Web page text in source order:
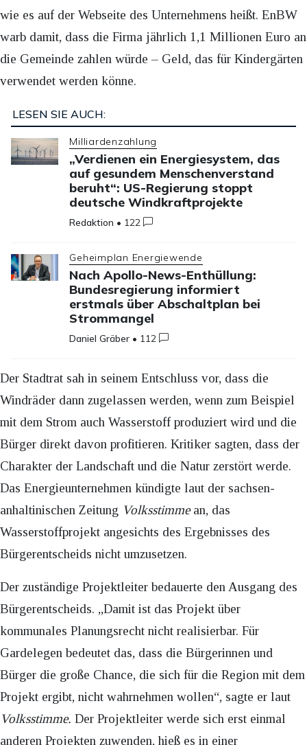
wie es auf der Webseite des Unternehmens heißt. EnBW
warb damit, dass die Firma jährlich 1,1 Millionen Euro an
die Gemeinde zahlen würde – Geld, das für Kindergärten
verwendet werden könne.
LESEN SIE AUCH:
Milliardenzahlung
„Verdienen ein Energiesystem, das
auf gesundem Menschenverstand
beruht“: US-Regierung stoppt
deutsche Windkraftprojekte
Redaktion • 122
Geheimplan Energiewende
Nach Apollo-News-Enthüllung:
Bundesregierung informiert
erstmals über Abschaltplan bei
Strommangel
Daniel Gräber • 112
Der Stadtrat sah in seinem Entschluss vor, dass die
Windräder dann zugelassen werden, wenn zum Beispiel
mit dem Strom auch Wasserstoff produziert wird und die
Bürger direkt davon profitieren. Kritiker sagten, dass der
Charakter der Landschaft und die Natur zerstört werde.
Das Energieunternehmen kündigte laut der sachsen-
anhaltinischen Zeitung Volksstimmean, das
Wasserstoffprojekt angesichts des Ergebnisses des
Bürgerentscheids nicht umzusetzen.
Der zuständige Projektleiter bedauerte den Ausgang des
Bürgerentscheids. „Damit ist das Projekt über
kommunales Planungsrecht nicht realisierbar. Für
Gardelegen bedeutet das, dass die Bürgerinnen und
Bürger die große Chance, die sich für die Region mit dem
Projekt ergibt, nicht wahrnehmen wollen“, sagte er laut
Volksstimme. Der Projektleiter werde sich erst einmal
anderen Projekten zuwenden, hieß es in einer